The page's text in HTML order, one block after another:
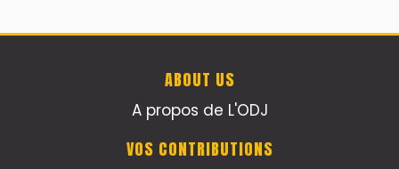
ABOUT US
A propos de L'ODJ
VOS CONTRIBUTIONS